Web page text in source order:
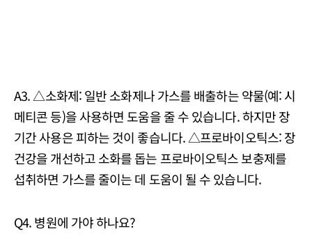
A3. △소화제: 일반 소화제나 가스를 배출하는 약물(예: 시
메티콘 등)을 사용하면 도움을 줄 수 있습니다. 하지만 장
기간 사용은 피하는 것이 좋습니다. △프로바이오틱스: 장
건강을 개선하고 소화를 돕는 프로바이오틱스 보충제를
섭취하면 가스를 줄이는 데 도움이 될 수 있습니다.
Q4. 병원에 가야 하나요?